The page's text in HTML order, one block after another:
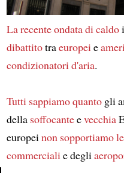
La recente ondata di caldo
dibattitotraeuropeie
condizionatori d'aria.
Tutti sappiamoquantogli
della soffocanteevecchia
europeinon sopportiamo
commercialie degli